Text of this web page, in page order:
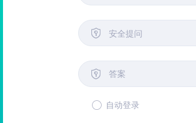
 安全提问

自动登录